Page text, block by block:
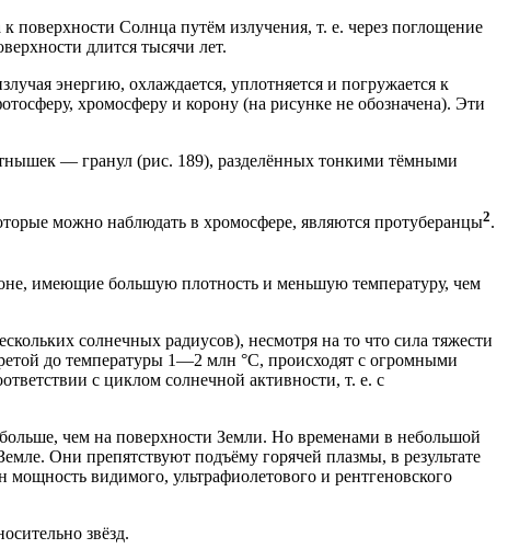
поверхности Солнца путём излучения, т. е. через поглощение
длится тысячи лет.
энергию, охлаждается, уплотняется и погружается к
хромосферу и корону (на рисунке не обозначена). Эти
— гранул (рис. 189), разделённых тонкими тёмными
можно наблюдать в хромосфере, являются протуберанцы2.
имеющие большую плотность и меньшую температуру, чем
солнечных радиусов), несмотря на то что сила тяжести
до температуры 1—2 млн °С, происходят с огромными
с циклом солнечной активности, т. е. с
чем на поверхности Земли. Но временами в небольшой
Они препятствуют подъёму горячей плазмы, в результате
видимого, ультрафиолетового и рентгеновского
звёзд.